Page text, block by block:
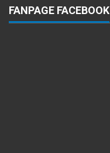
FANPAGE FACEBOOK